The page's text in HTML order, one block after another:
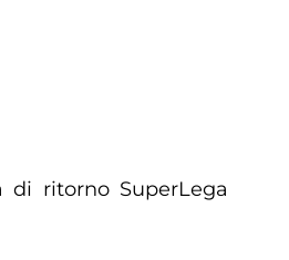
di ritorno SuperLega